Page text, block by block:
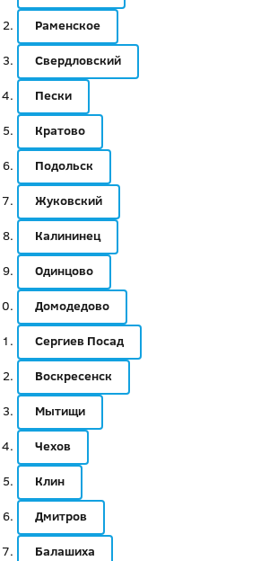
Раменское
Свердловский
Пески
Кратово
Подольск
Жуковский
Калининец
Одинцово
Домодедово
Сергиев Посад
Воскресенск
Мытищи
Чехов
Клин
Дмитров
Балашиха